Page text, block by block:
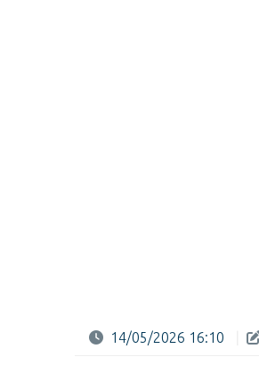
14/05/2026 16:10